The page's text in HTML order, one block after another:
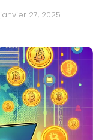
janvier 27, 2025